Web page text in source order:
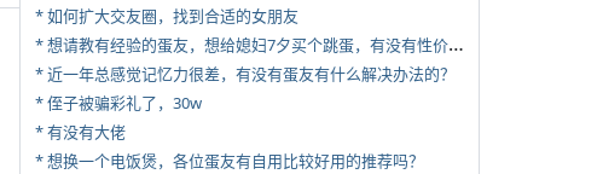
* 如何扩大交友圈，找到合适的女朋友
*
想请教有经验的蛋友，想给媳妇7夕买个跳蛋，有没有性价比高的推荐
* 近一年总感觉记忆力很差，有没有蛋友有什么解决办法的？
* 侄子被骗彩礼了，30w
* 有没有大佬
* 想换一个电饭煲，各位蛋友有自用比较好用的推荐吗？